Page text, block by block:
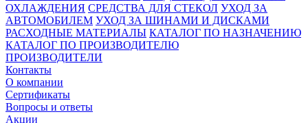
ОХЛАЖДЕНИЯ СРЕДСТВА ДЛЯ СТЕКОЛ УХОД ЗА
АВТОМОБИЛЕМ УХОД ЗА ШИНАМИ И ДИСКАМИ
РАСХОДНЫЕ МАТЕРИАЛЫ КАТАЛОГ ПО НАЗНАЧЕНИЮ
КАТАЛОГ ПО ПРОИЗВОДИТЕЛЮ
ПРОИЗВОДИТЕЛИ
Контакты
О компании
Сертификаты
Вопросы и ответы
Акции